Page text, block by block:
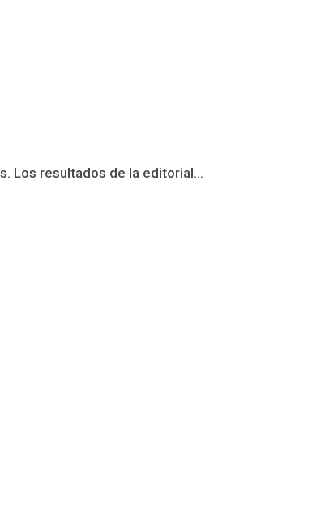
Los resultados de la editorial...